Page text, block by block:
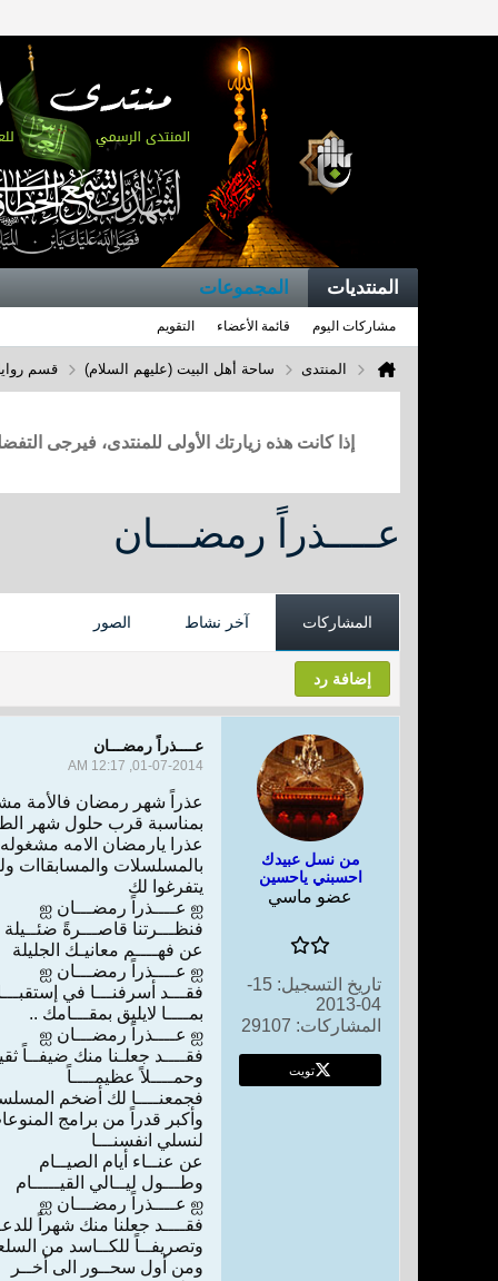
المنتديات المجموعات
مشاركات اليوم قائمة الأعضاء التقويم
المنتدى ساحة أهل البيت (عليهم السلام) قسم
إذا كانت هذه زيارتك الأولى للمنتدى، فيرجى
ﻋــــﺬﺭﺍً ﺭﻣﻀـــﺎﻥ
المشاركات آخر نشاط الصور
إضافة رد
من نسل عبيدك
احسبني ياحسين
عضو ماسي
تاريخ التسجيل:
15-
04-2013
المشاركات: 29107
تويت
ﻋــــﺬﺭﺍً ﺭﻣﻀـــﺎﻥ
01-07-2014, 12:17 AM
ﻋﺬﺭﺍً ﺷﻬﺮ ﺭﻣﻀﺎﻥ ﻓﺎﻷﻣﺔ
ﺑﻤﻨﺎﺳﺒﺔ ﻗﺮﺏ ﺣﻠﻮﻝ ﺷﻬﺮ
ﻋﺬﺭﺍ ﻳﺎﺭﻣﻀﺎﻥ ﺍﻻﻣﻪ ﻣﺸﻐﻮﻟﻪ
ﺑﺎﻟﻤﺴﻠﺴﻼﺕ ﻭﺍﻟﻤﺴﺎﺑﻘﺎﺍﺕ
ﻳﺘﻔﺮﻏﻮﺍ ﻟﻚ
ஐ ﻋــــﺬﺭﺍً ﺭﻣﻀـــﺎﻥ ஐ
ﻓﻨﻈـــﺮﺗﻨﺎ ﻗﺎﺻـــﺮﺓً ﺿﺌــﻴﻠﺔ
ﻋﻦ ﻓﻬــــﻢ ﻣﻌﺎﻧﻴـﻚ ﺍﻟﺠﻠﻴﻠﺔ
ஐ ﻋــــﺬﺭﺍً ﺭﻣﻀـــﺎﻥ ஐ
ﻓﻘـــﺪ ﺃﺳﺮﻓﻨـــﺎ ﻓﻲ
ﺑﻤــــﺎ ﻻﻳﻠﻴﻖ ﺑﻤﻘـــﺎﻣﻚ ..
ஐ ﻋــــﺬﺭﺍً ﺭﻣﻀـــﺎﻥ ஐ
ﻓﻘــــﺪ ﺟﻌﻠـﻨﺎ ﻣﻨﻚ ﺿﻴﻔــﺎً
ﻭﺣﻤــــﻼً ﻋﻈﻴﻤــــﺎً
ﻓﺠﻤﻌﻨــــﺎ ﻟﻚ ﺃﺿﺨﻢ
ﻭﺃﻛﺒﺮ ﻗﺪﺭﺍً ﻣﻦ ﺑﺮﺍﻣﺞ
ﻟﻨﺴﻠﻲ ﺍﻧﻔﺴﻨـــﺎ
ﻋﻦ ﻋﻨــﺎﺀ ﺃﻳﺎﻡ ﺍﻟﺼﻴــﺎﻡ
ﻭﻃـــﻮﻝ ﻟﻴــﺎﻟﻲ ﺍﻟﻘﻴـــــﺎﻡ
ஐ ﻋــــﺬﺭﺍً ﺭﻣﻀـــﺎﻥ ஐ
ﻓﻘــــﺪ ﺟﻌﻠﻨﺎ ﻣﻨﻚ ﺷﻬﺮﺍً
ﻭﺗﺼﺮﻳﻔــﺎً ﻟﻠﻜــﺎﺳﺪ ﻣﻦ
ﻭﻣﻦ ﺃﻭﻝ ﺳﺤــﻮﺭ ﺍﻟﻰ ﺃﺧــﺮ